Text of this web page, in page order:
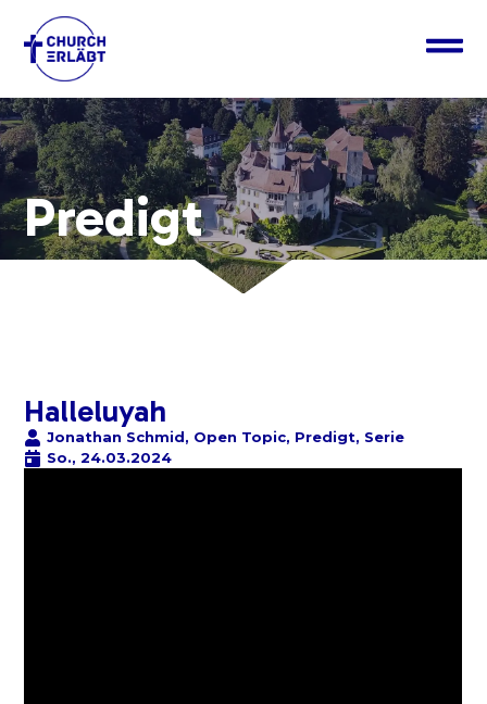
Predigt
Halleluyah
Jonathan Schmid, Open Topic, Predigt, Serie
So., 24.03.2024